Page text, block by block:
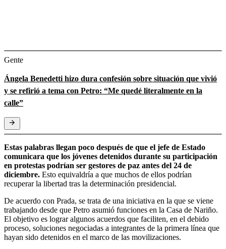
Gente
Ángela Benedetti hizo dura confesión sobre situación que vivió
y se refirió a tema con Petro: “Me quedé literalmente en la
calle”
Estas palabras llegan poco después de que el jefe de Estado
comunicara que los jóvenes detenidos durante su participación
en protestas podrían ser gestores de paz antes del 24 de
diciembre. Esto equivaldría a que muchos de ellos podrían
recuperar la libertad tras la determinación presidencial.
De acuerdo con Prada, se trata de una iniciativa en la que se viene
trabajando desde que Petro asumió funciones en la Casa de Nariño.
El objetivo es lograr algunos acuerdos que faciliten, en el debido
proceso, soluciones negociadas a integrantes de la primera línea que
hayan sido detenidos en el marco de las movilizaciones.